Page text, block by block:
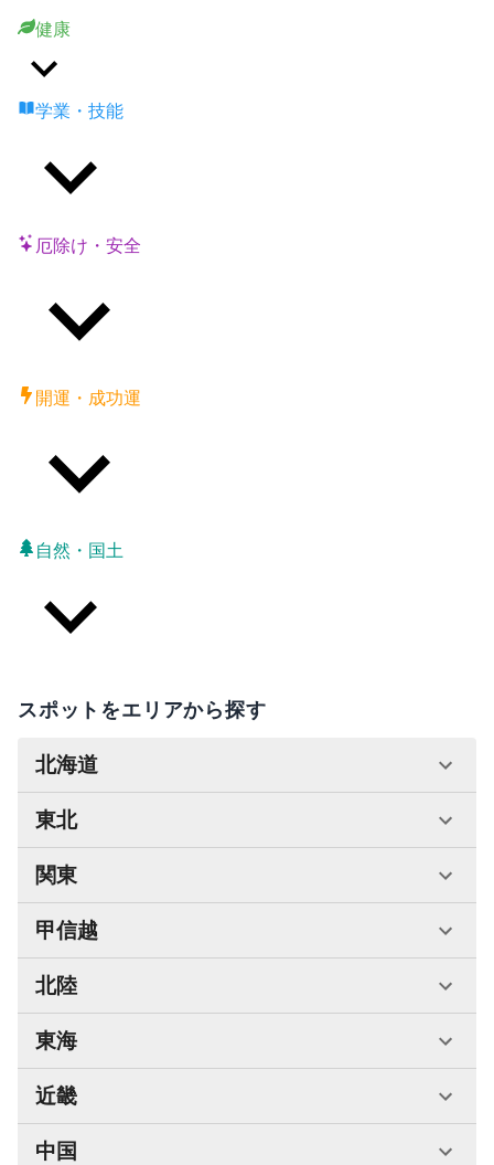
健康
学業・技能
厄除け・安全
開運・成功運
自然・国土
スポットをエリアから探す
北海道
東北
関東
甲信越
北陸
東海
近畿
中国